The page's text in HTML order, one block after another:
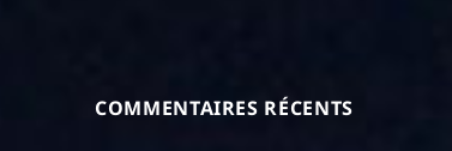
COMMENTAIRES RÉCENTS